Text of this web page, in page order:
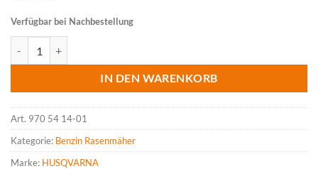
Verfügbar bei Nachbestellung
IN DEN WARENKORB
Art. 970 54 14-01
Kategorie: Benzin Rasenmäher
Marke: HUSQVARNA